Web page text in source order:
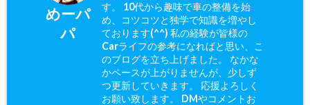
めーパ
パ
す。 10代から趣味で車の整備を始
め、コツコツと独学で知識を増やし
ております(^^) 私の経験が皆様の
Carライフの参考になればと思い、こ
のブログを立ち上げました。 なかな
かペースが上がりませんが、少しず
つ更新していきます。 応援よろしく
お願い致します。 DMやコメントお